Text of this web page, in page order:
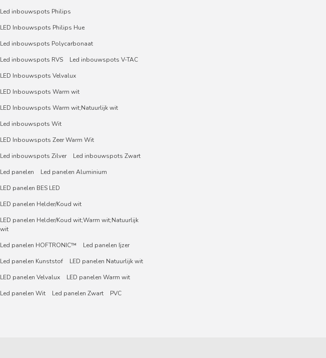
Led inbouwspots Philips
LED Inbouwspots Philips Hue
Led inbouwspots Polycarbonaat
Led inbouwspots RVS
Led inbouwspots V-TAC
LED Inbouwspots Velvalux
LED Inbouwspots Warm wit
LED Inbouwspots Warm wit;Natuurlijk wit
Led inbouwspots Wit
LED Inbouwspots Zeer Warm Wit
Led inbouwspots Zilver
Led inbouwspots Zwart
Led panelen
Led panelen Aluminium
LED panelen BES LED
LED panelen Helder/Koud wit
LED panelen Helder/Koud wit;Warm wit;Natuurlijk
wit
Led panelen HOFTRONIC™
Led panelen Ijzer
Led panelen Kunststof
LED panelen Natuurlijk wit
LED panelen Velvalux
LED panelen Warm wit
Led panelen Wit
Led panelen Zwart PVC